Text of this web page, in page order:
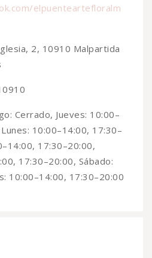
elpuenteartefloralm
2, 10910 Malpartida
Cerrado, Jueves: 10:00–
10:00–14:00, 17:30–
17:30–20:00,
17:30–20:00, Sábado:
10:00–14:00, 17:30–20:00